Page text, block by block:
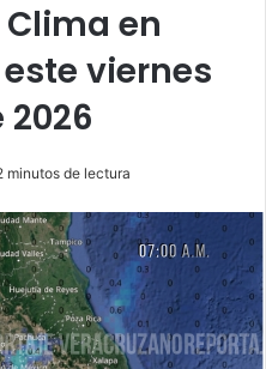
en
viernes
minutos de lectura